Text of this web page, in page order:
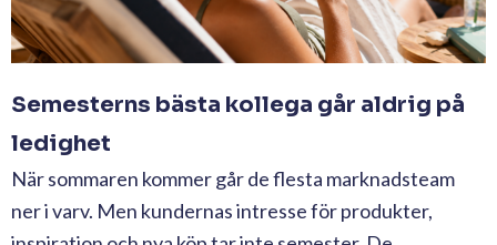
Semesterns bästa kollega går aldrig på
ledighet
När sommaren kommer går de flesta marknadsteam
ner i varv. Men kundernas intresse för produkter,